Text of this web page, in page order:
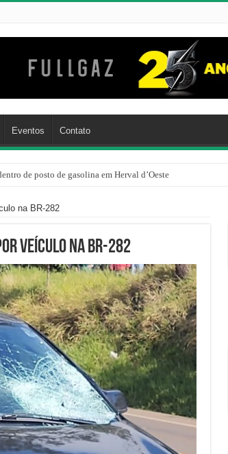
Eventos Contato
de posto de gasolina em Herval d’Oeste
na BR-282
veículo na BR-282